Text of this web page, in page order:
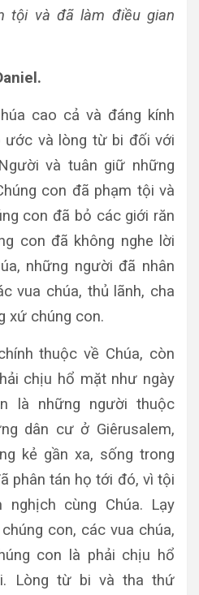
tội và đã làm điều gian
cao cả và đáng kính
ước và lòng từ bi đối với
và tuân giữ những
con đã phạm tội và
con đã bỏ các giới răn
con đã không nghe lời
những người đã nhân
vua chúa, thủ lãnh, cha
xứ chúng con.
thuộc về Chúa, còn
chịu hổ mặt như ngày
là những người thuộc
dân cư ở Giêrusalem,
kẻ gần xa, sống trong
phân tán họ tới đó, vì tội
cùng Chúa. Lạy
con, các vua chúa,
con là phải chịu hổ
Lòng từ bi và tha thứ